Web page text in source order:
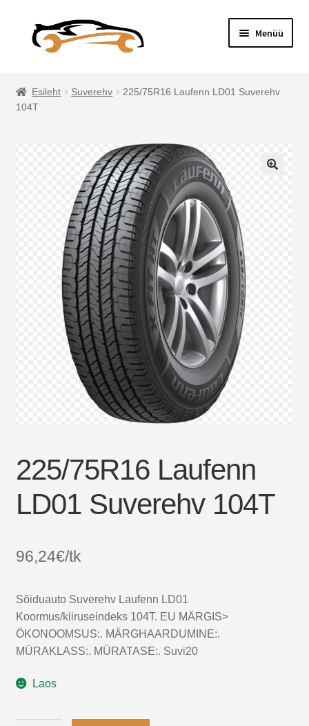
Menüü
Ostukorv
Broneering
Minu konto
Esileht Suverehv
225/75R16 Laufenn LD01 Suverehv
104T
225/75R16 Laufenn
LD01 Suverehv 104T
96,24€/tk
Sõiduauto Suverehv Laufenn LD01
Koormus/kiiruseindeks 104T. EU MÄRGIS>
ÖKONOOMSUS:. MÄRGHAARDUMINE:.
MÜRAKLASS:. MÜRATASE:. Suvi20
Laos